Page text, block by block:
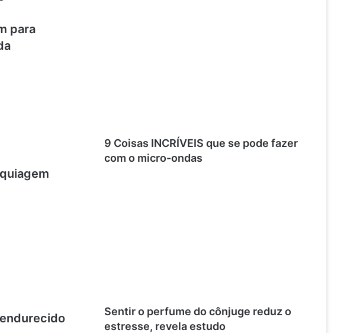
para
9 Coisas INCRÍVEIS que se pode fazer
com o micro-ondas
Sentir o perfume do cônjuge reduz o
estresse, revela estudo